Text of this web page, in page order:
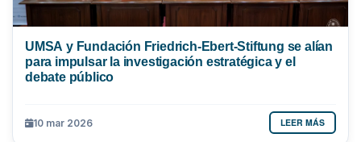
UMSA y Fundación Friedrich-Ebert-Stiftung se alían
para impulsar la investigación estratégica y el
debate público
10 mar 2026 LEER MÁS